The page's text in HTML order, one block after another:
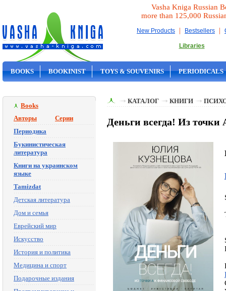
Vasha Kniga Russian
more than 125,000
New Products | Bestsellers |
Libraries
BOOKS BOOKINIST TOYS & SOUVENIRS PERIODICALS
Books
Авторы
Серии
Периодика
Букинистическая
литература
Книги на украинском
языке
Tamizdat
Детская литература
Дом и семья
Еврейский мир
Искусство
История и политика
Медицина и спорт
Подарочные издания
КАТАЛОГ КНИГИ
Деньги всегда! Из